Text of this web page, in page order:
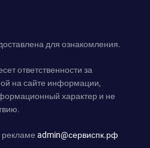
для ознакомления.
ответственности за
на сайте информации,
характер и не
admin@сервиспк.рф